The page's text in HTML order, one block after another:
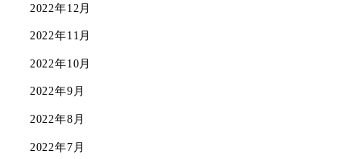
2022年12月
2022年11月
2022年10月
2022年9月
2022年8月
2022年7月